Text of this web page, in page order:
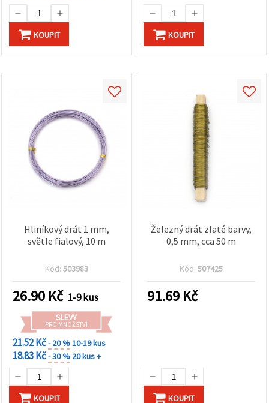
KOUPIT KOUPIT
Hliníkový drát 1 mm,
světle fialový, 10 m
Kód: 503983
26.90 Kč 1-9 kus
SLEVY
PRO MNOŽSTVÍ
21.52 Kč- 20 %10-19 kus
18.83 Kč- 30 % 20 kus +
KOUPIT
Železný drát zlaté barvy,
0,5 mm, cca 50 m
Kód: 507425
91.69 Kč
KOUPIT